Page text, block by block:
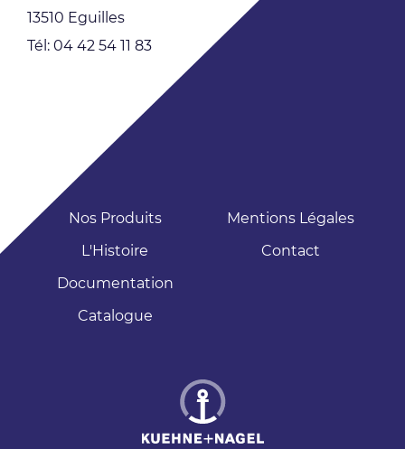
13510 Eguilles
Tél: 04 42 54 11 83
Nos Produits
L'Histoire
Documentation
Catalogue
Mentions Légales
Contact